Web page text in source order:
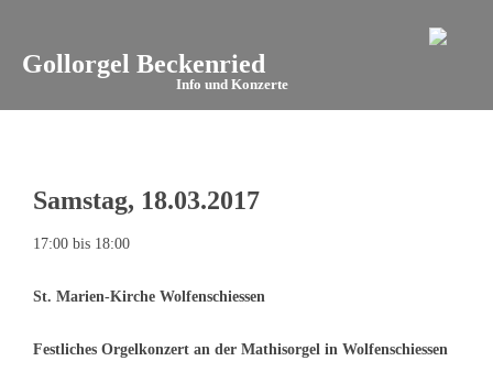
Gollorgel Beckenried
Info und Konzerte
Samstag, 18.03.2017
17:00 bis 18:00
St. Marien-Kirche Wolfenschiessen
Festliches Orgelkonzert an der Mathisorgel in Wolfenschiessen